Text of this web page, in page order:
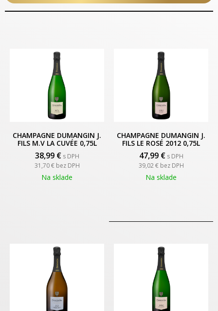
CHAMPAGNE DUMANGIN J.
FILS M.V LA CUVÉE 0,75L
38,99 € s DPH
31,70 € bez DPH
Na sklade
CHAMPAGNE DUMANGIN J.
FILS LE ROSÉ 2012 0,75L
47,99 € s DPH
39,02 € bez DPH
Na sklade